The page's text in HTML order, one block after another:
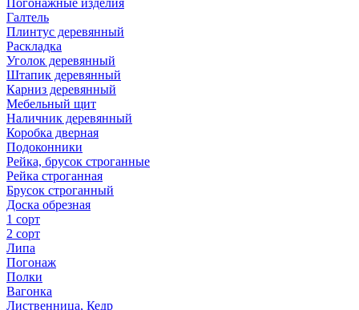
Погонажные изделия
Галтель
Плинтус деревянный
Раскладка
Уголок деревянный
Штапик деревянный
Карниз деревянный
Мебельный щит
Наличник деревянный
Коробка дверная
Подоконники
Рейка, брусок строганные
Рейка строганная
Брусок строганный
Доска обрезная
1 сорт
2 сорт
Липа
Погонаж
Полки
Вагонка
Лиственница, Кедр